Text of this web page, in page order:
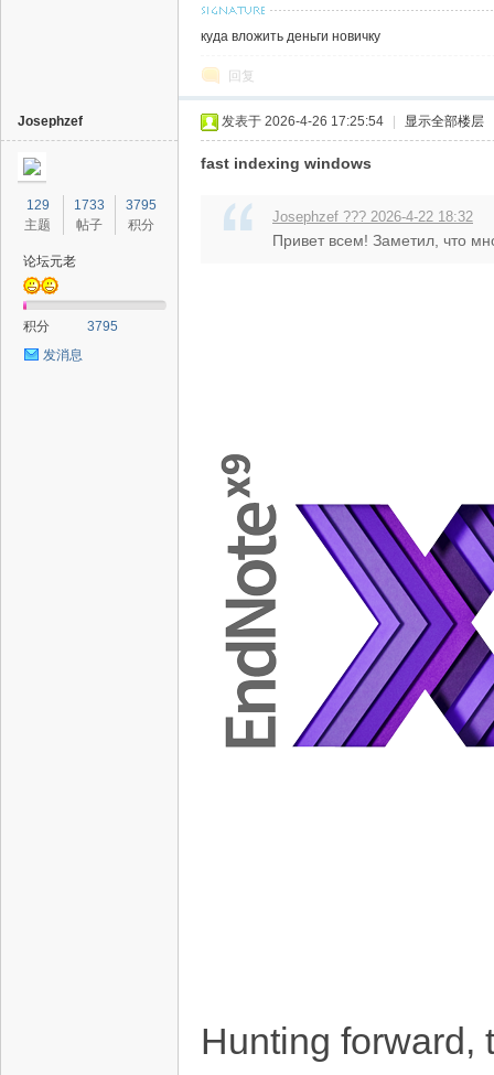
куда вложить деньги новичку
回复
Josephzef
129
主题
1733
帖子
3795
积分
论坛元老
积分
3795
发消息
发表于 2026-4-26 17:25:54 显示全部楼层
fast indexing windows
Josephzef ??? 2026-4-22 18:32
Привет всем! Заметил, что
Hunting forward,